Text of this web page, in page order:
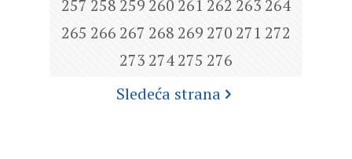
257 258 259 260 261 262 263 264
265 266 267 268 269 270 271 272
273 274275 276
Sledeća strana